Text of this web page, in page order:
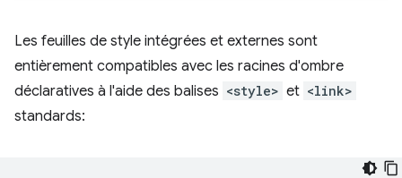
Les feuilles de style intégrées et externes sont
entièrement compatibles avec les racines d'ombre
déclaratives à l'aide des balises <style> et <link>
standards: